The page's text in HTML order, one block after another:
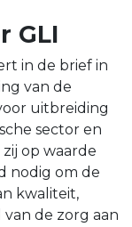
GLI
in de brief in
van de
uitbreiding
sector en
op waarde
nodig om de
kwaliteit,
de zorg aan